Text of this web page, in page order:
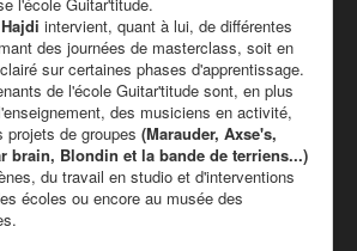
intervient, quant à lui, de différentes
des journées de masterclass, soit en
sur certaines phases d'apprentissage.
de l'école Guitar'titude sont, en plus
des musiciens en activité,
projets de groupes (Marauder, Axse's,
brain, Blondin et la bande de terriens...)
du travail en studio et d'interventions
écoles ou encore au musée des